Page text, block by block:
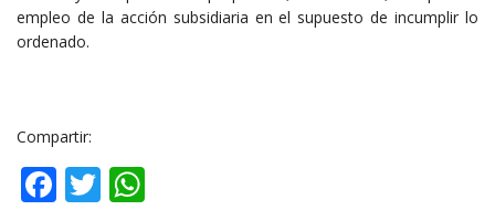
empleo de la acción subsidiaria en el supuesto de incumplir lo
ordenado.
Compartir:
Facebook
Twitter